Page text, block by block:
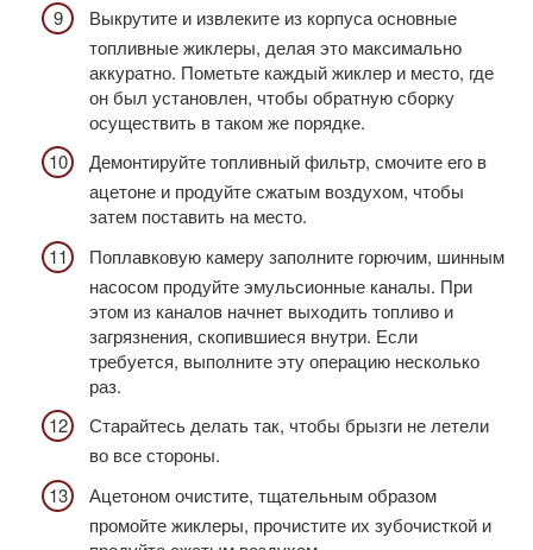
Выкрутите и извлеките из корпуса основные
топливные жиклеры, делая это максимально
аккуратно. Пометьте каждый жиклер и место, где
он был установлен, чтобы обратную сборку
осуществить в таком же порядке.
Демонтируйте топливный фильтр, смочите его в
ацетоне и продуйте сжатым воздухом, чтобы
затем поставить на место.
Поплавковую камеру заполните горючим, шинным
насосом продуйте эмульсионные каналы. При
этом из каналов начнет выходить топливо и
загрязнения, скопившиеся внутри. Если
требуется, выполните эту операцию несколько
раз.
Старайтесь делать так, чтобы брызги не летели
во все стороны.
Ацетоном очистите, тщательным образом
промойте жиклеры, прочистите их зубочисткой и